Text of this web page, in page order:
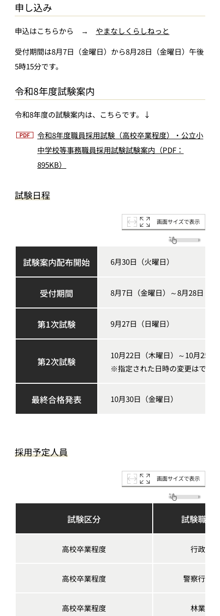
申し込み
申込はこちらから → やまなしくらしねっと
受付期間は8月7日（金曜日）から8月28日（金曜日）午後
5時15分です。
令和8年度試験案内
令和8年度の試験案内は、こちらです。↓
令和8年度職員採用試験（高校卒業程度）・公立小
中学校等事務職員採用試験試験案内（PDF：
895KB）
試験日程
画面サイズで表示
試験案内配布開始 6月30日（火曜日）
受付期間 8月7日（金曜日）～8月28日（
第1次試験 9月27日（日曜日）
第2次試験
10月22日（木曜日）～10月25
※指定された日時の変更はでき
最終合格発表 10月30日（金曜日）
採用予定人員
画面サイズで表示
試験区分 試験職種
高校卒業程度 行政
高校卒業程度 警察行政
高校卒業程度 林業